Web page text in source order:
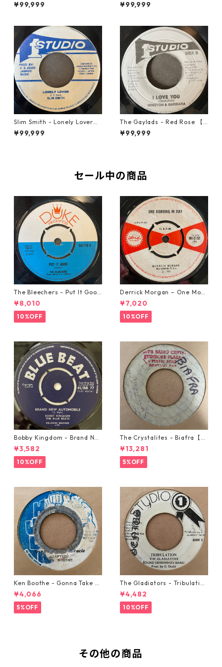
¥99,999 ¥99,999
Slim Smith - Lonely Lover
【7-21921】
¥99,999
The Gaylads - Red Rose 【7
-21853】
¥99,999
セール中の商品
The Bleechers - Put It Good
【7-21637】
¥8,010
10%OFF
Derrick Morgan – One Morn
ing In May【7-21653】
¥7,020
10%OFF
Bobby Kingdom - Brand Ne
w Automobile【7-20889】
¥3,582
10%OFF
The Crystalites - Biafra【7-
21293】
¥13,281
5%OFF
Ken Boothe - Gonna Take A
Miracle【7-21362】
¥4,066
5%OFF
The Gladiators - Tribulation
【7-21365】
¥4,482
10%OFF
その他の商品